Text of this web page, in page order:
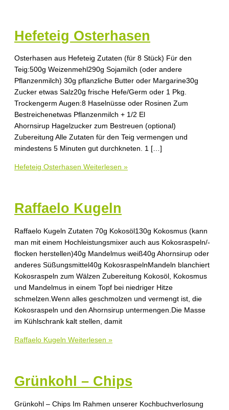
Hefeteig Osterhasen
Osterhasen aus Hefeteig Zutaten (für 8 Stück) Für den
Teig:500g Weizenmehl290g Sojamilch (oder andere
Pflanzenmilch) 30g pflanzliche Butter oder Margarine30g
Zucker etwas Salz20g frische Hefe/Germ oder 1 Pkg.
Trockengerm Augen:8 Haselnüsse oder Rosinen Zum
Bestreichenetwas Pflanzenmilch + 1/2 El
Ahornsirup Hagelzucker zum Bestreuen (optional)
Zubereitung Alle Zutaten für den Teig vermengen und
mindestens 5 Minuten gut durchkneten. 1 […]
Hefeteig Osterhasen Weiterlesen »
Raffaelo Kugeln
Raffaelo Kugeln Zutaten 70g Kokosöl130g Kokosmus (kann
man mit einem Hochleistungsmixer auch aus Kokosraspeln/-
flocken herstellen)40g Mandelmus weiß40g Ahornsirup oder
anderes Süßungsmittel40g KokosraspelnMandeln blanchiert
Kokosraspeln zum Wälzen Zubereitung Kokosöl, Kokosmus
und Mandelmus in einem Topf bei niedriger Hitze
schmelzen.Wenn alles geschmolzen und vermengt ist, die
Kokosraspeln und den Ahornsirup untermengen.Die Masse
im Kühlschrank kalt stellen, damit
Raffaelo Kugeln Weiterlesen »
Grünkohl – Chips
Grünkohl – Chips Im Rahmen unserer Kochbuchverlosung